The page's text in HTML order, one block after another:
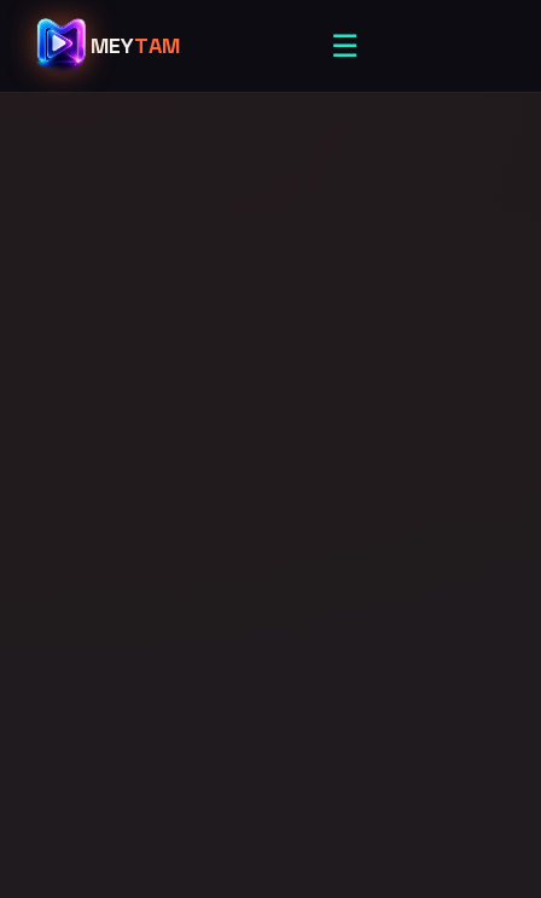
MEYTAM ☰